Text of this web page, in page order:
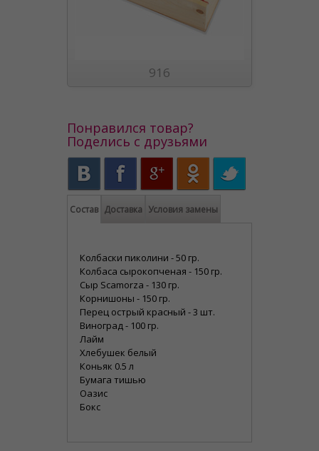
916
Понравился товар?
Поделись с друзьями
Состав Доставка Условия замены
Колбаски пиколини - 50 гр.
Колбаса сырокопченая - 150 гр.
Сыр Scamorza - 130 гр.
Корнишоны - 150 гр.
Перец острый красный - 3 шт.
Виноград - 100 гр.
Лайм
Хлебушек белый
Коньяк 0.5 л
Бумага тишью
Оазис
Бокс